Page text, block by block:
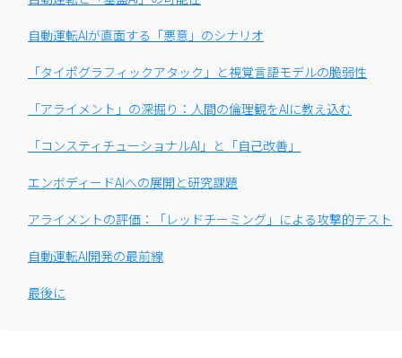
自動運転AIが直面する「悪意」のシナリオ
「タイポグラフィックアタック」と視覚言語モデルの脆弱性
「アライメント」の深掘り：人間の倫理観をAIに教え込む
「コンスティチューショナルAI」と「自己改善」
エンボディードAIへの展開と研究課題
アライメントの評価：「レッドチーミング」による攻撃的テスト
自動運転AI開発の最前線
最後に